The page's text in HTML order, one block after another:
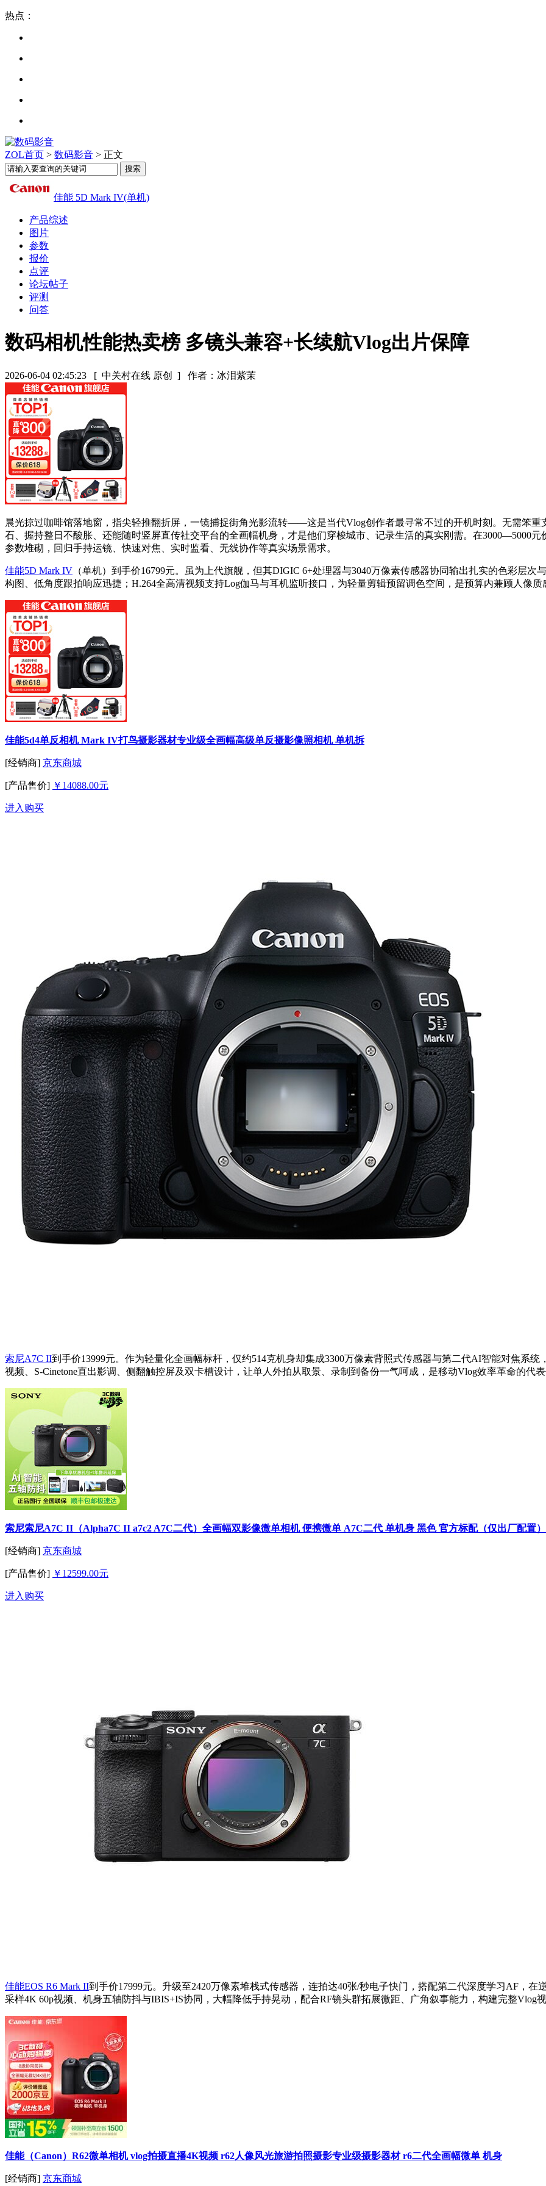
热点：
ZOL首页 > 数码影音 > 正文
佳能 5D Mark IV(单机)
产品综述
图片
参数
报价
点评
论坛帖子
评测
问答
数码相机性能热卖榜 多镜头兼容+长续航Vlog出片保障
2026-06-04 02:45:23 [ 中关村在线 原创 ] 作者：冰泪紫茉
晨光掠过咖啡馆落地窗，指尖轻推翻折屏，一镜捕捉街角光影流转——这是当代Vlog创作者最寻常不过的开机时刻。无需笨
石、握持整日不酸胀、还能随时竖屏直传社交平台的全画幅机身，才是他们穿梭城市、记录生活的真实刚需。在3000—5000
参数堆砌，回归手持运镜、快速对焦、实时监看、无线协作等真实场景需求。
佳能5D Mark IV （单机）到手价16799元。虽为上代旗舰，但其DIGIC 6+处理器与3040万像素传感器协同输出扎实的色彩层
构图、低角度跟拍响应迅捷；H.264全高清视频支持Log伽马与耳机监听接口，为轻量剪辑预留调色空间，是预算内兼顾人像
佳能5d4单反相机 Mark IV打鸟摄影器材专业级全画幅高级单反摄影像照相机 单机拆
[经销商] 京东商城
[产品售价] ￥14088.00元
进入购买
索尼A7C II到手价13999元。作为轻量化全画幅标杆，仅约514克机身却集成3300万像素背照式传感器与第二代AI智能对焦系
视频、S-Cinetone直出影调、侧翻触控屏及双卡槽设计，让单人外拍从取景、录制到备份一气呵成，是移动Vlog效率革命的代
索尼索尼A7C II（Alpha7C II a7c2 A7C二代）全画幅双影像微单相机 便携微单 A7C二代 单机身 黑色 官方标配（仅出厂配置）
[经销商] 京东商城
[产品售价] ￥12599.00元
进入购买
佳能EOS R6 Mark II到手价17999元。升级至2420万像素堆栈式传感器，连拍达40张/秒电子快门，搭配第二代深度学习AF，
采样4K 60p视频、机身五轴防抖与IBIS+IS协同，大幅降低手持晃动，配合RF镜头群拓展微距、广角叙事能力，构建完整Vlog
佳能（Canon）R62微单相机 vlog拍摄直播4K视频 r62人像风光旅游拍照摄影专业级摄影器材 r6二代全画幅微单 机身
[经销商] 京东商城